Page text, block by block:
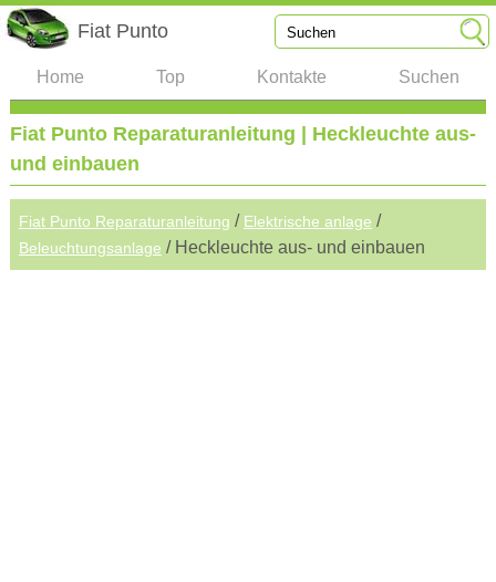
Fiat Punto
Home Top Kontakte Suchen
Fiat Punto Reparaturanleitung | Heckleuchte aus-
und einbauen
Fiat Punto Reparaturanleitung / Elektrische anlage /
Beleuchtungsanlage / Heckleuchte aus- und einbauen